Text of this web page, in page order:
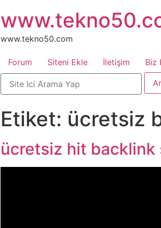
atla
www.tekno50.com
Forum Siteni Ekle İletişim Biz
Etiket: ücretsiz
ücretsiz hit backlink